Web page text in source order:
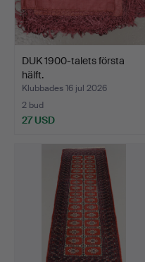
DUK 1900-talets första
hälft.
Klubbades 16 jul 2026
2 bud
27 USD